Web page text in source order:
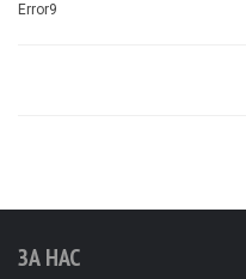
Error9
ЗА НАС